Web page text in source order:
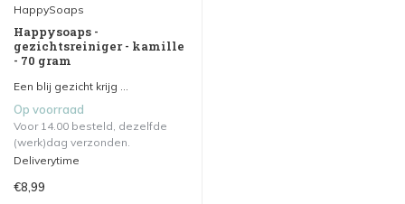
HappySoaps
Happysoaps -
gezichtsreiniger - kamille
- 70 gram
Een blij gezicht krijg ...
Op voorraad
Voor 14.00 besteld, dezelfde
(werk)dag verzonden.
Deliverytime
€8,99